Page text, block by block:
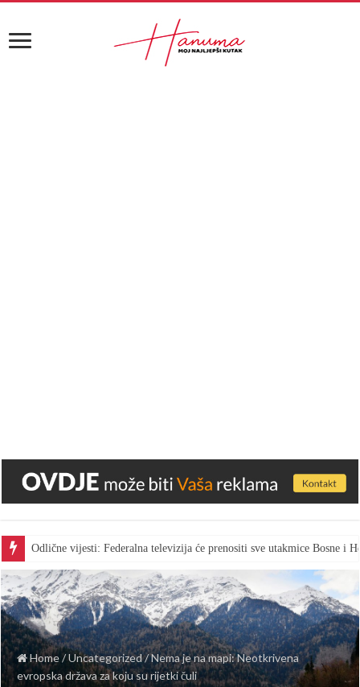
Odlične vijesti: Federalna televizija će prenositi sve utakmice Bosne i
Home/Uncategorized/Nema je na mapi: Neotkrivena
evropska država za koju su rijetki čuli